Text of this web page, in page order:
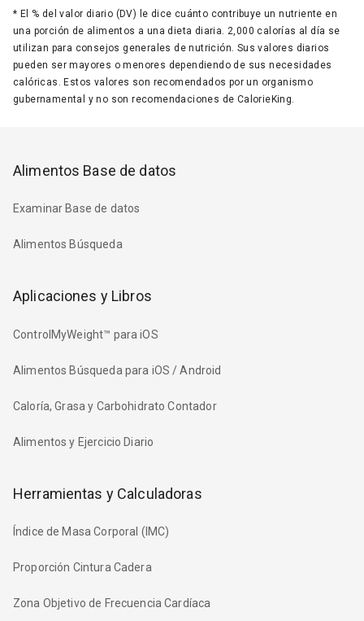
* El % del valor diario (DV) le dice cuánto contribuye un nutriente en
una porción de alimentos a una dieta diaria. 2,000 calorías al día se
utilizan para consejos generales de nutrición. Sus valores diarios
pueden ser mayores o menores dependiendo de sus necesidades
calóricas. Estos valores son recomendados por un organismo
gubernamental y no son recomendaciones de CalorieKing.
Alimentos Base de datos
Examinar Base de datos
Alimentos Búsqueda
Aplicaciones y Libros
ControlMyWeight™ para iOS
Alimentos Búsqueda para iOS / Android
Caloría, Grasa y Carbohidrato Contador
Alimentos y Ejercicio Diario
Herramientas y Calculadoras
Índice de Masa Corporal (IMC)
Proporción Cintura Cadera
Zona Objetivo de Frecuencia Cardíaca